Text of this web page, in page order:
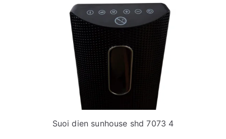
Suoi dien sunhouse shd 7073 4